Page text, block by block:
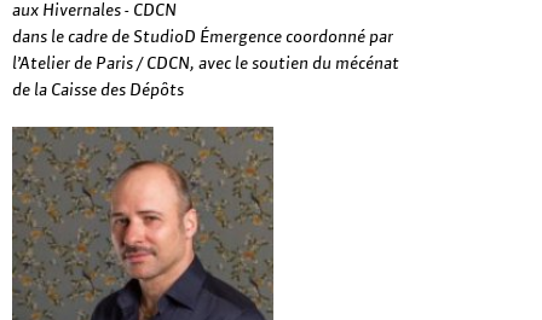
aux Hivernales - CDCN
dans le cadre de StudioD Émergence coordonné par
l’Atelier de Paris / CDCN, avec le soutien du mécénat
de la Caisse des Dépôts